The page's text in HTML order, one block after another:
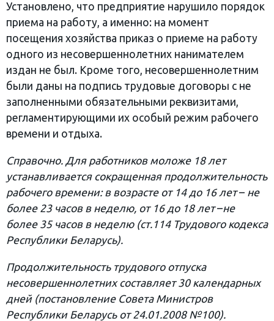
Установлено, что предприятие нарушило порядок
приема на работу, а именно: на момент
посещения хозяйства приказ о приеме на работу
одного из несовершеннолетних нанимателем
издан не был. Кроме того, несовершеннолетним
были даны на подпись трудовые договоры с не
заполненными обязательными реквизитами,
регламентирующими их особый режим рабочего
времени и отдыха.
Справочно. Для работников моложе 18 лет
устанавливается сокращенная продолжительность
рабочего времени: в возрасте от 14 до 16 лет– не
более 23 часов в неделю, от 16 до 18 лет–не
более 35 часов в неделю (ст.114 Трудового кодекса
Республики Беларусь).
Продолжительность трудового отпуска
несовершеннолетних составляет 30 календарных
дней (постановление Совета Министров
Республики Беларусь от 24.01.2008 №100).